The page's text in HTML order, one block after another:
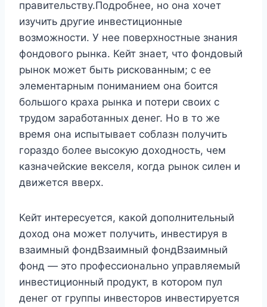
правительству.Подробнее, но она хочет
изучить другие инвестиционные
возможности. У нее поверхностные знания
фондового рынка. Кейт знает, что фондовый
рынок может быть рискованным; с ее
элементарным пониманием она боится
большого краха рынка и потери своих с
трудом заработанных денег. Но в то же
время она испытывает соблазн получить
гораздо более высокую доходность, чем
казначейские векселя, когда рынок силен и
движется вверх.
Кейт интересуется, какой дополнительный
доход она может получить, инвестируя в
взаимный фондВзаимный фондВзаимный
фонд — это профессионально управляемый
инвестиционный продукт, в котором пул
денег от группы инвесторов инвестируется